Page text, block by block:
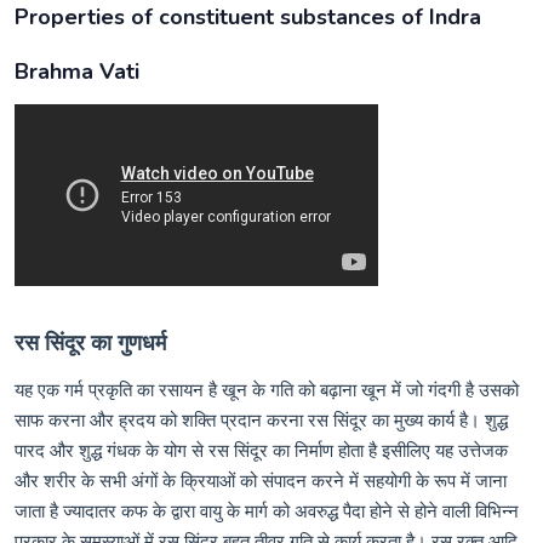
Properties of constituent substances of Indra
Brahma Vati
रस सिंदूर का गुणधर्म
यह एक गर्म प्रकृति का रसायन है खून के गति को बढ़ाना खून में जो गंदगी है उसको
साफ करना और ह्रदय को शक्ति प्रदान करना रस सिंदूर का मुख्य कार्य है। शुद्ध
पारद और शुद्ध गंधक के योग से रस सिंदूर का निर्माण होता है इसीलिए यह उत्तेजक
और शरीर के सभी अंगों के क्रियाओं को संपादन करने में सहयोगी के रूप में जाना
जाता है ज्यादातर कफ के द्वारा वायु के मार्ग को अवरुद्ध पैदा होने से होने वाली विभिन्न